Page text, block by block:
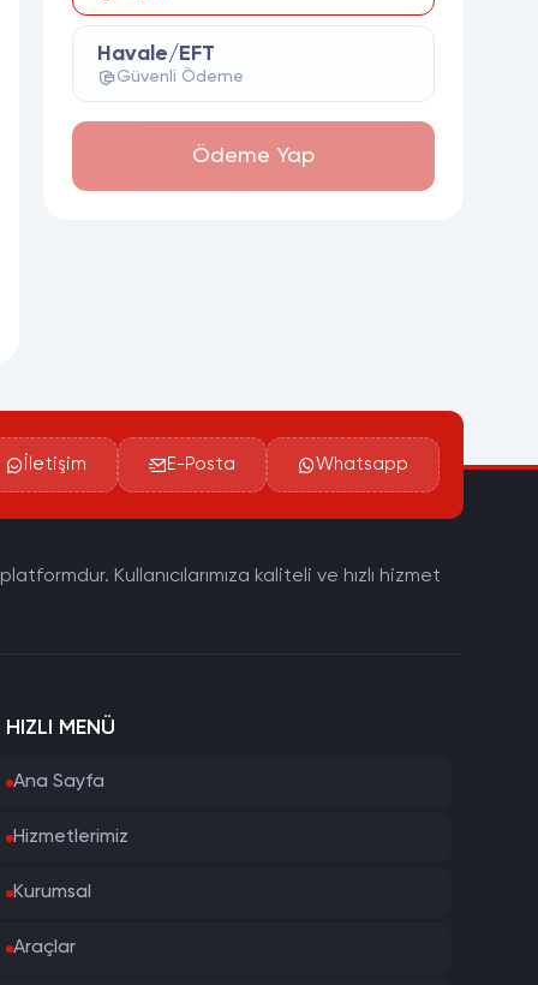
Havale/EFT
Güvenli Ödeme
Ödeme Yap
İletişim E-Posta Whatsapp
Kullanıcılarımıza kaliteli ve hızlı hizmet
HIZLI MENÜ
Ana Sayfa
Hizmetlerimiz
Kurumsal
Araçlar